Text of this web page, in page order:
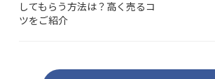
してもらう方法は？高く売るコ
ツをご紹介